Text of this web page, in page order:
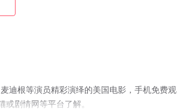
迪根等演员精彩演绎的美国电影，手机免费
剧情网等平台了解。